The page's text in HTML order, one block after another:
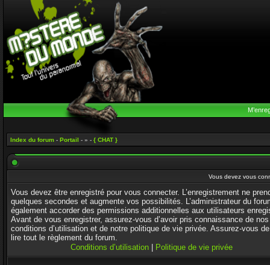
Index du forum - Portail - » - { CHAT }
Vous devez vous
Vous devez être enregistré pour vous connecter. L’enregistrement ne
quelques secondes et augmente vos possibilités. L’administrateur du
également accorder des permissions additionnelles aux utilisateurs
Avant de vous enregistrer, assurez-vous d’avoir pris connaissance de nos
conditions d’utilisation et de notre politique de vie privée. Assurez-vous
lire tout le règlement du forum.
Conditions d’utilisation| Politique de vie privée